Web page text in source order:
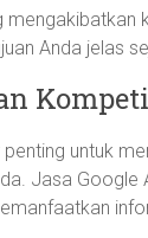
mengakibatkan
Anda jelas
untuk
Jasa Google